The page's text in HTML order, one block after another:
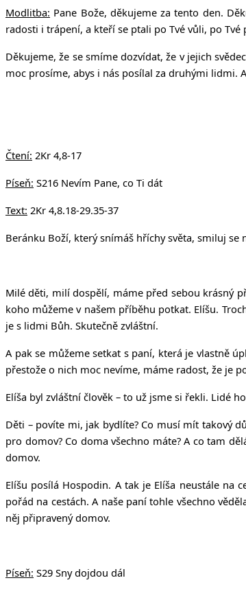
Modlitba: Pane Bože, děkujeme za tento den.
radosti i trápení, a kteří se ptali po Tvé vůli, po
Děkujeme, že se smíme dozvídat, že v jejich
moc prosíme, abys i nás posílal za druhými lidmi.
Čtení: 2Kr 4,8-17
Píseň: S216 Nevím Pane, co Ti dát
Text: 2Kr 4,8.18-29.35-37
Beránku Boží, který snímáš hříchy světa, smiluj se
Milé děti, milí dospělí, máme před sebou krásný
koho můžeme v našem příběhu potkat. Elíšu.
je s lidmi Bůh. Skutečně zvláštní.
A pak se můžeme setkat s paní, která je vlastně
přestože o nich moc nevíme, máme radost, že je
Elíša byl zvláštní člověk – to už jsme si řekli. Lidé
Děti – povíte mi, jak bydlíte? Co musí mít takový
pro domov? Co doma všechno máte? A co tam
domov.
Elíšu posílá Hospodin. A tak je Elíša neustále
pořád na cestách. A naše paní tohle všechno
něj připravený domov.
Píseň: S29 Sny dojdou dál